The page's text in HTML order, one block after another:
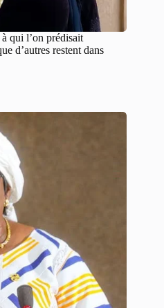
qui l’on prédisait
d’autres restent dans